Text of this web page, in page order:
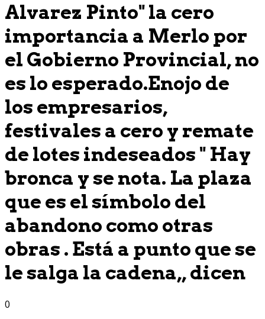
Alvarez Pinto" la cero
importancia a Merlo por
el Gobierno Provincial, no
es lo esperado.Enojo de
los empresarios,
festivales a cero y remate
de lotes indeseados " Hay
bronca y se nota. La plaza
que es el símbolo del
abandono como otras
obras . Está a punto que se
le salga la cadena,, dicen
0